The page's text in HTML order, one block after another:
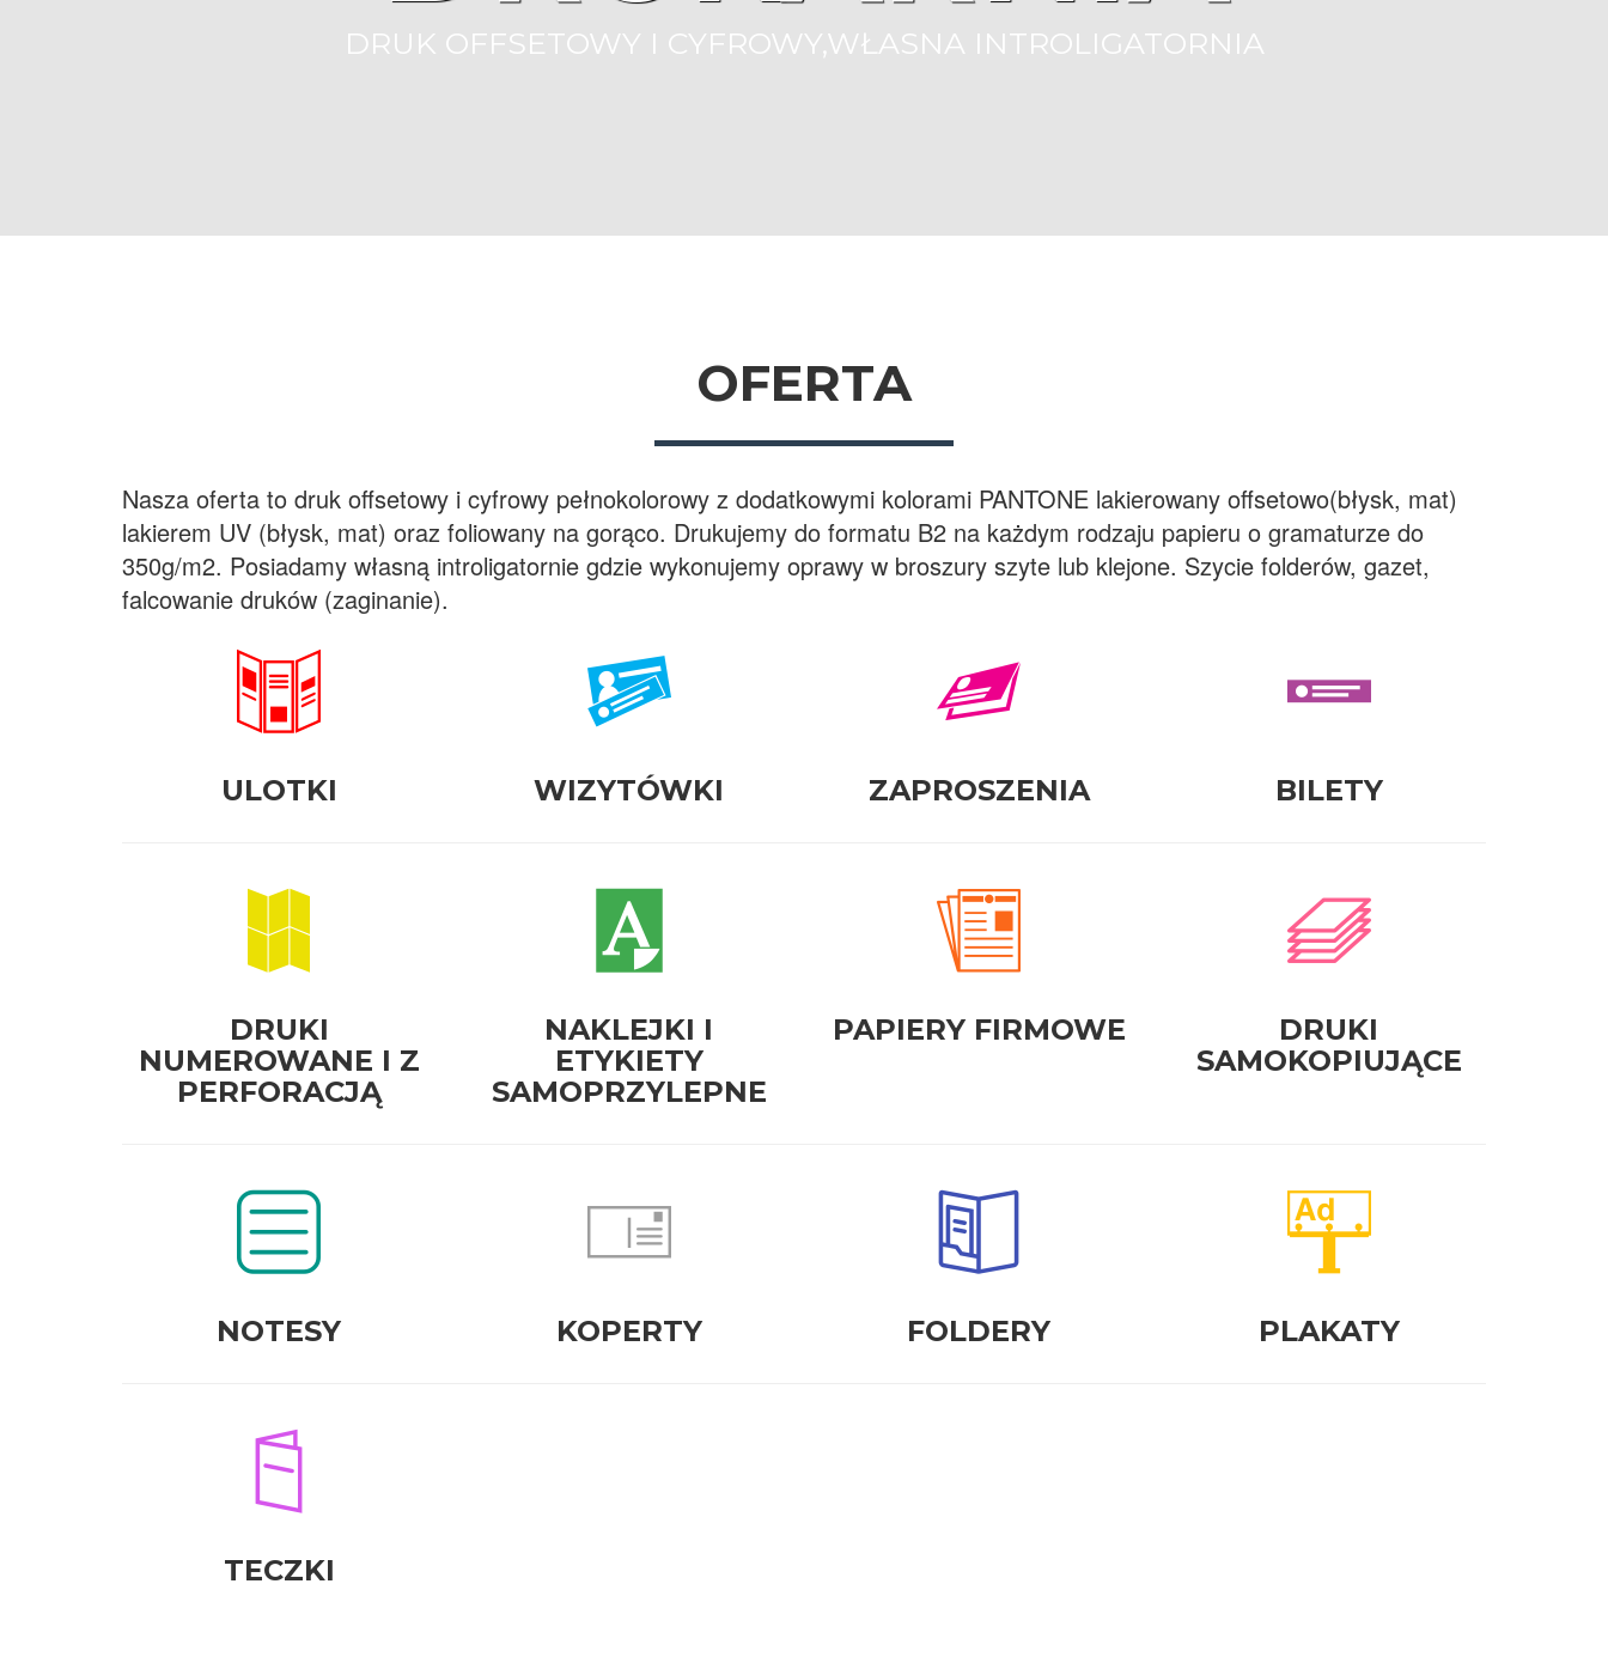
DRUK OFFSETOWY I CYFROWY,WŁASNA INTROLIGATORNIA
OFERTA
Nasza oferta to druk offsetowy i cyfrowy pełnokolorowy z dodatkowymi kolorami PANTONE lakierowany offsetowo(błysk, mat)
lakierem UV (błysk, mat) oraz foliowany na gorąco. Drukujemy do formatu B2 na każdym rodzaju papieru o gramaturze do
350g/m2. Posiadamy własną introligatornie gdzie wykonujemy oprawy w broszury szyte lub klejone. Szycie folderów, gazet,
falcowanie druków (zaginanie).
ULOTKI WIZYTÓWKI ZAPROSZENIA BILETY
DRUKI
NUMEROWANE I Z
PERFORACJĄ
NAKLEJKI I
ETYKIETY
SAMOPRZYLEPNE
PAPIERY FIRMOWE
DRUKI
SAMOKOPIUJĄCE
NOTESY KOPERTY FOLDERY PLAKATY
TECZKI